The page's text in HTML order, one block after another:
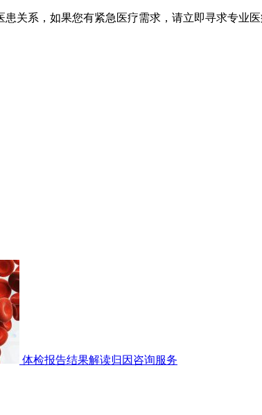
关系，如果您有紧急医疗需求，请立即寻求专业
体检报告结果解读归因咨询服务